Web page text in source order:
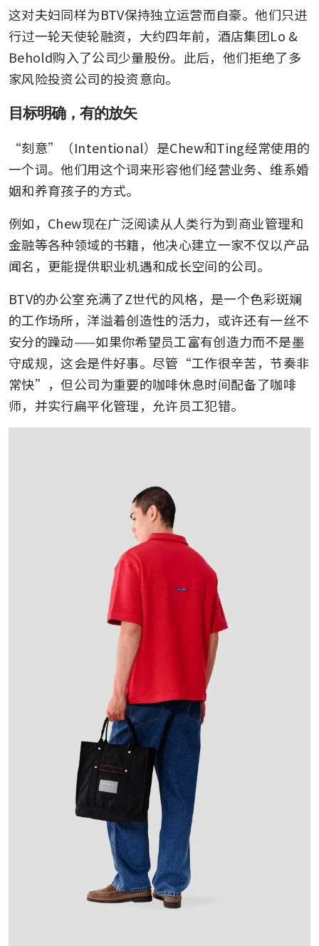
这对夫妇同样为BTV保持独立运营而自豪。他们只进
行过一轮天使轮融资，大约四年前，酒店集团Lo &
Behold购入了公司少量股份。此后，他们拒绝了多
家风险投资公司的投资意向。
目标明确，有的放矢
“刻意”（Intentional）是Chew和Ting经常使用的
一个词。他们用这个词来形容他们经营业务、维系婚
姻和养育孩子的方式。
例如，Chew现在广泛阅读从人类行为到商业管理和
金融等各种领域的书籍，他决心建立一家不仅以产品
闻名，更能提供职业机遇和成长空间的公司。
BTV的办公室充满了Z世代的风格，是一个色彩斑斓
的工作场所，洋溢着创造性的活力，或许还有一丝不
安分的躁动——如果你希望员工富有创造力而不是墨
守成规，这会是件好事。尽管“工作很辛苦，节奏非
常快”，但公司为重要的咖啡休息时间配备了咖啡
师，并实行扁平化管理，允许员工犯错。